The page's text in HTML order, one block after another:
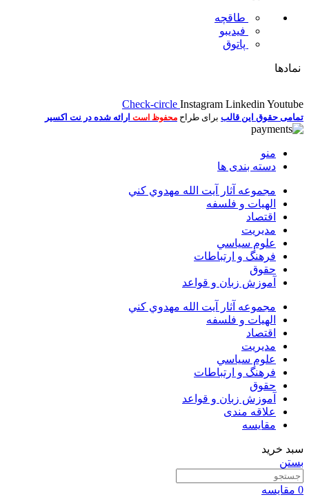
طاقچه
فیدیبو
پاتوق
نمادها
Check-circle Instagram Linkedin Youtube
تمامی حقوق این قالب برای طراح محفوظ است ارائه شده در نت اکسیر
منو
دسته بندی ها
مجموعه آثار آيت الله مهدوي كني
الهیات و فلسفه
اقتصاد
مديريت
علوم سياسي
فرهنگ و ارتباطات
حقوق
آموزش زبان و قواعد
مجموعه آثار آيت الله مهدوي كني
الهیات و فلسفه
اقتصاد
مديريت
علوم سياسي
فرهنگ و ارتباطات
حقوق
آموزش زبان و قواعد
علاقه مندی
مقایسه
سبد خرید
بستن
0 مقایسه